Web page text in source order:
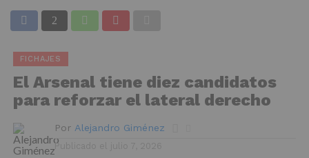
FICHAJES
El Arsenal tiene diez candidatos
para reforzar el lateral derecho
Por Alejandro Giménez
Publicado el